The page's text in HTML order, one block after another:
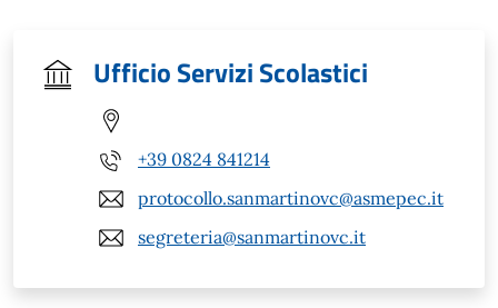
Ufficio Servizi Scolastici
+39 0824 841214
protocollo.sanmartinovc@asmepec.it
segreteria@sanmartinovc.it